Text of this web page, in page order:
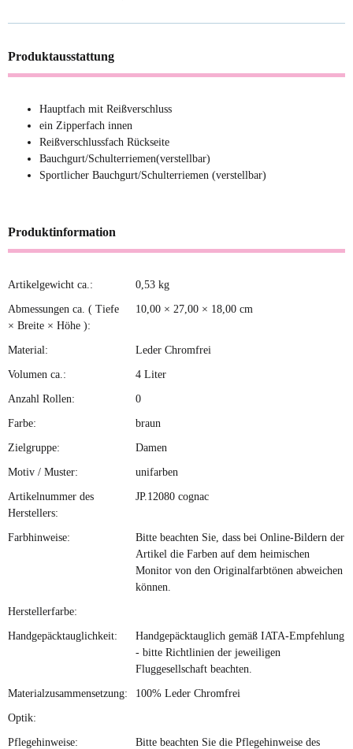
Produktausstattung
Hauptfach mit Reißverschluss
ein Zipperfach innen
Reißverschlussfach Rückseite
Bauchgurt/Schulterriemen(verstellbar)
Sportlicher Bauchgurt/Schulterriemen (verstellbar)
Produktinformation
Produkteigenschaft
Wert
Artikelgewicht ca.: 0,53 kg
Abmessungen ca. ( Tiefe
× Breite × Höhe ):
10,00 × 27,00 × 18,00 cm
Material: Leder Chromfrei
Volumen ca.: 4 Liter
Anzahl Rollen: 0
Farbe: braun
Zielgruppe: Damen
Motiv / Muster: unifarben
Artikelnummer des
Herstellers:
JP.12080 cognac
Farbhinweise:
Bitte beachten Sie, dass bei Online-Bildern der
Artikel die Farben auf dem heimischen
Monitor von den Originalfarbtönen abweichen
können.
Herstellerfarbe:
Handgepäcktauglichkeit:
Handgepäcktauglich gemäß IATA-Empfehlung
- bitte Richtlinien der jeweiligen
Fluggesellschaft beachten.
Materialzusammensetzung: 100% Leder Chromfrei
Optik:
Pflegehinweise:
Bitte beachten Sie die Pflegehinweise des